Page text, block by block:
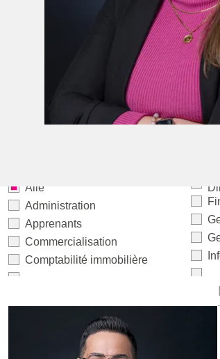
Alle
Administration
Apprenants
Commercialisation
Comptabilité immobilière